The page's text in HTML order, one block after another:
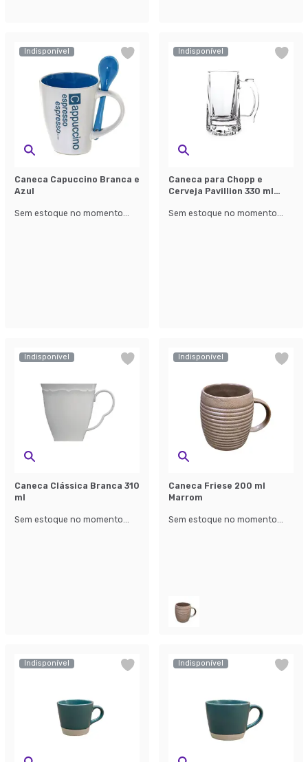
Indisponível
Caneca Capuccino Branca e
Azul
Sem estoque no momento...
Indisponível
Caneca para Chopp e
Cerveja Pavillion 330 ml
Sem estoque no momento...
Indisponível
Caneca Clássica Branca 310
ml
Sem estoque no momento...
Indisponível
Caneca Friese 200 ml
Marrom
Sem estoque no momento...
Indisponível Indisponível